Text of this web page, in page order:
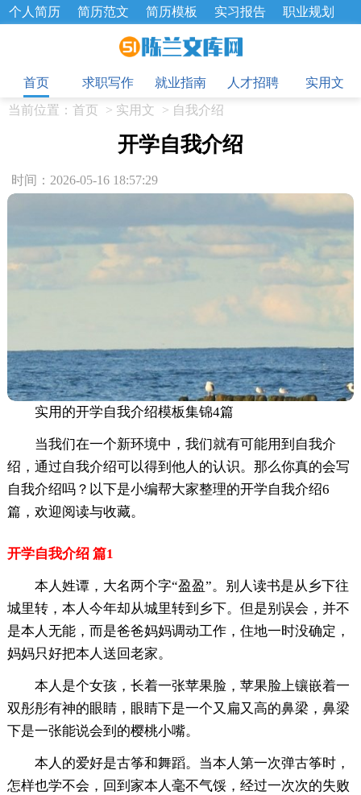
个人简历 简历范文 简历模板 实习报告
职业规划
招聘选拔 绩效考核 企业文化
工作总结
辞职报告
首页
求职写作 就业指南 人才招聘
实用文
当前位置： 首页 > 实用文 > 自我介绍
开学自我介绍
时间：2026-05-16 18:57:29
实用的开学自我介绍模板集锦4篇
当我们在一个新环境中，我们就有可能用到自我介
绍，通过自我介绍可以得到他人的认识。那么你真的会写
自我介绍吗？以下是小编帮大家整理的开学自我介绍6
篇，欢迎阅读与收藏。
开学自我介绍 篇1
本人姓谭，大名两个字“盈盈”。别人读书是从乡下往
城里转，本人今年却从城里转到乡下。但是别误会，并不
是本人无能，而是爸爸妈妈调动工作，住地一时没确定，
妈妈只好把本人送回老家。
本人是个女孩，长着一张苹果脸，苹果脸上镶嵌着一
双彤彤有神的眼睛，眼睛下是一个又扁又高的鼻梁，鼻梁
下是一张能说会到的樱桃小嘴。
本人的爱好是古筝和舞蹈。当本人第一次弹古筝时，
怎样也学不会，回到家本人毫不气馁，经过一次次的失败